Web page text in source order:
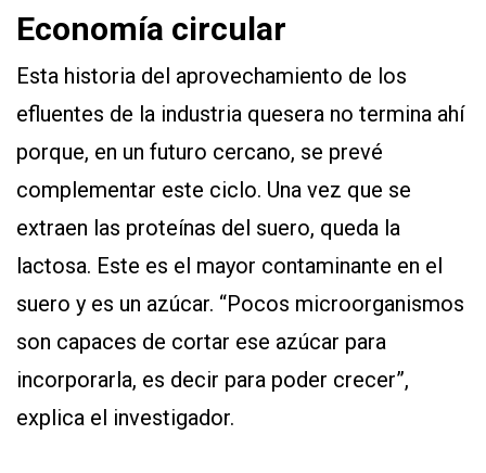
Economía circular
Esta historia del aprovechamiento de los
efluentes de la industria quesera no termina ahí
porque, en un futuro cercano, se prevé
complementar este ciclo. Una vez que se
extraen las proteínas del suero, queda la
lactosa. Este es el mayor contaminante en el
suero y es un azúcar. “Pocos microorganismos
son capaces de cortar ese azúcar para
incorporarla, es decir para poder crecer”,
explica el investigador.